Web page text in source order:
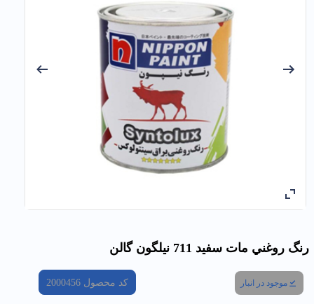
رنگ روغني مات سفيد 711 نیلگون گالن
موجود در انبار کد محصول 2000456